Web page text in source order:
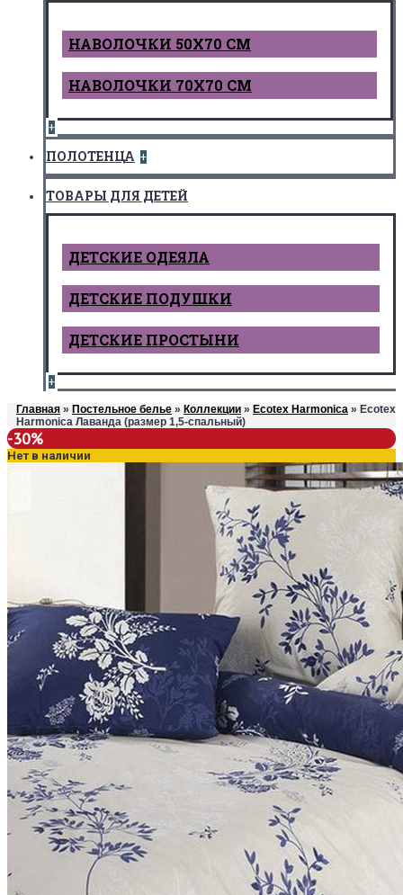
НАВОЛОЧКИ 50Х70 СМ
НАВОЛОЧКИ 70Х70 СМ
+
ПОЛОТЕНЦА +
ТОВАРЫ ДЛЯ ДЕТЕЙ
ДЕТCКИЕ ОДЕЯЛА
ДЕТСКИЕ ПОДУШКИ
ДЕТСКИЕ ПРОСТЫНИ
+
Главная » Постельное белье » Коллекции » Ecotex Harmonica » Ecotex
Harmonica Лаванда (размер 1,5-спальный)
-30%
Нет в наличии